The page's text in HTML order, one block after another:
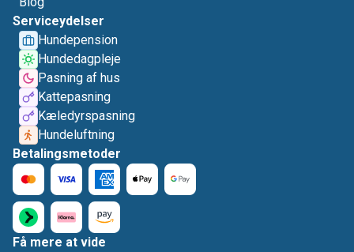
Serviceydelser
Hundepension
Hundedagpleje
Pasning af hus
Kattepasning
Kæledyrspasning
Hundeluftning
Betalingsmetoder
Få mere at vide